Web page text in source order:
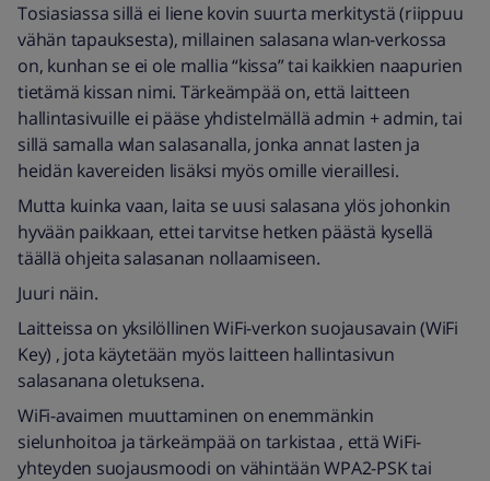
Tosiasiassa sillä ei liene kovin suurta merkitystä (riippuu
vähän tapauksesta), millainen salasana wlan-verkossa
on, kunhan se ei ole mallia “kissa” tai kaikkien naapurien
tietämä kissan nimi. Tärkeämpää on, että laitteen
hallintasivuille ei pääse yhdistelmällä admin + admin, tai
sillä samalla wlan salasanalla, jonka annat lasten ja
heidän kavereiden lisäksi myös omille vieraillesi.
Mutta kuinka vaan, laita se uusi salasana ylös johonkin
hyvään paikkaan, ettei tarvitse hetken päästä kysellä
täällä ohjeita salasanan nollaamiseen.
Juuri näin.
Laitteissa on yksilöllinen WiFi-verkon suojausavain (WiFi
Key) , jota käytetään myös laitteen hallintasivun
salasanana oletuksena.
WiFi-avaimen muuttaminen on enemmänkin
sielunhoitoa ja tärkeämpää on tarkistaa , että WiFi-
yhteyden suojausmoodi on vähintään WPA2-PSK tai